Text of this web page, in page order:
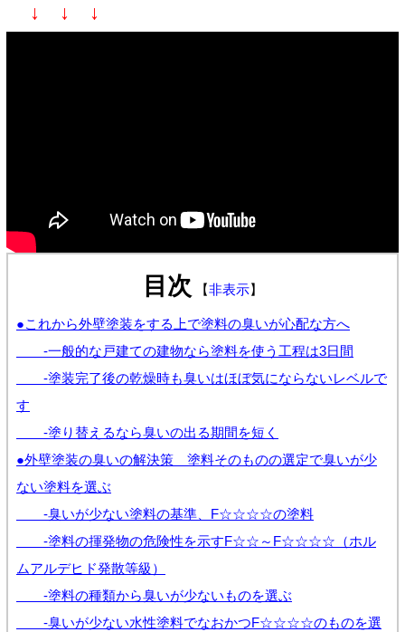
↓ ↓ ↓
目次 【非表示】
●これから外壁塗装をする上で塗料の臭いが心配な方へ
-一般的な戸建ての建物なら塗料を使う工程は3日間
-塗装完了後の乾燥時も臭いはほぼ気にならないレベルで
す
-塗り替えるなら臭いの出る期間を短く
●外壁塗装の臭いの解決策 塗料そのものの選定で臭いが少
ない塗料を選ぶ
-臭いが少ない塗料の基準、F☆☆☆☆の塗料
-塗料の揮発物の危険性を示すF☆☆～F☆☆☆☆（ホル
ムアルデヒド発散等級）
-塗料の種類から臭いが少ないものを選ぶ
-臭いが少ない水性塗料でなおかつF☆☆☆☆のものを選